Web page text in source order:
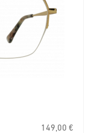
149,00 €